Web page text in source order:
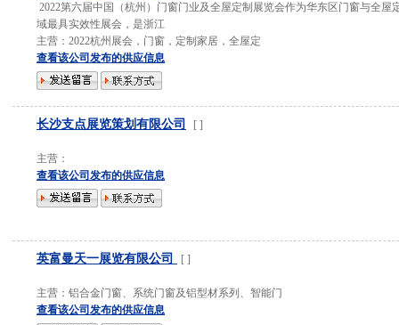
2022第六届中国（杭州）门窗门业及全屋定制展览会作为华东区门窗与全屋
域最具实效性展会，是浙江
主营： 2022杭州展会，门窗，定制家居，全屋定
查看该公司发布的供应信息
长沙支点展览策划有限公司 [ ]
主营：
查看该公司发布的供应信息
英富曼天一展览有限公司 [ ]
主营： 铝合金门窗、系统门窗及铝型材系列、智能门
查看该公司发布的供应信息